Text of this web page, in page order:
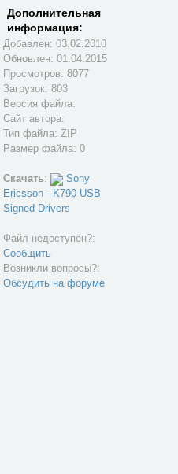
Дополнительная
информация:
Добавлен: 03.02.2010
Обновлен: 01.04.2015
Просмотров: 8077
Загрузок: 803
Версия файла:
Сайт автора:
Тип файла: ZIP
Размер файла: 0
Скачать:
Sony
Ericsson - K790 USB
Signed Drivers
Файл недоступен?:
Сообщить
Возникли вопросы?:
Обсудить на форуме